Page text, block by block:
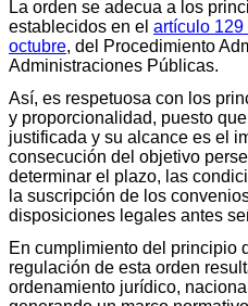
La orden se adecua a los
establecidos en el artículo 129
octubre, del Procedimiento
Administraciones Públicas.
Así, es respetuosa con los
y proporcionalidad, puesto
justificada y su alcance es el
consecución del objetivo
determinar el plazo, las
la suscripción de los
disposiciones legales antes
En cumplimiento del principio
regulación de esta orden
ordenamiento jurídico,